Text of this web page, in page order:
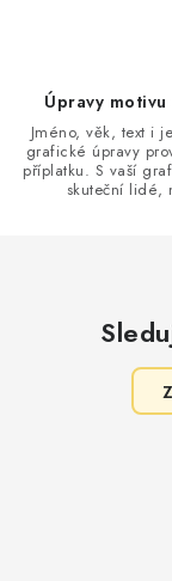
y
Úpravy motivu
Jméno, věk, text i
grafické úpravy
příplatku. S vaší
skuteční lidé,